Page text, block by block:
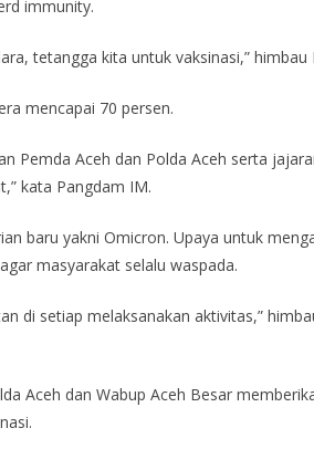
immunity.
tetangga kita untuk vaksinasi,” himbau
mencapai 70 persen.
Pemda Aceh dan Polda Aceh serta
kata Pangdam IM.
baru yakni Omicron. Upaya untuk
masyarakat selalu waspada.
di setiap melaksanakan aktivitas,”
Aceh dan Wabup Aceh Besar